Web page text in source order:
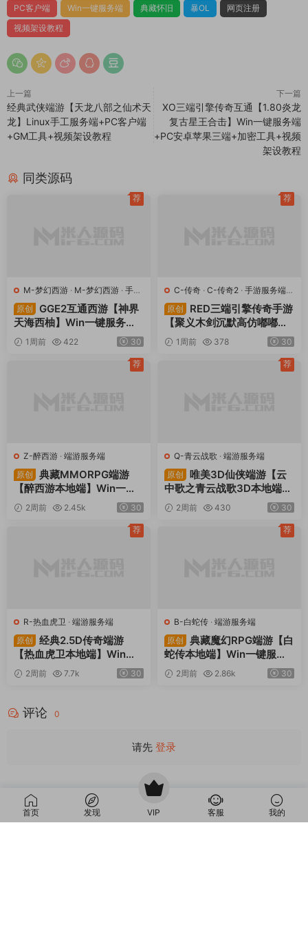
PC客户端 Win一键服务端 典藏怀旧 暴OL
网页注册
视频架设教程
上一篇
经典武侠端游【天龙八部之仙术天
龙】Linux手工服务端+PC客户端
+GM工具+视频架设教程
下一篇
XO三端引擎传奇互通【1.80炎龙
复古星王合击】Win一键服务端
+PC安卓苹果三端+加密工具+视频
架设教程
同类源码
M-梦幻西游 · M-梦幻西游 · 手游
服务端
端游服务端
原创
GGE2互通西游【神界
天海西柚】Win一键服务端
+安卓苹果PC三端+内置GM
工具+全套源码+视频架设教
1周前 422 30
荐
C-传奇 · C-传奇2 · 手游服务端·
端游服务端
原创
RED三端引擎传奇手游
【聚义木剑沉默高仿嘟嘟沉
默】Win一键服务端+安卓苹
果PC三端+视频架设教程
1周前 378 30
荐
Z-醉西游 · 端游服务端
原创
典藏MMORPG端游
【醉西游本地端】Win一键
服务端+PC客户端+GM后台
+视频架设教程
2周前 2.45k 30
荐
Q-青云战歌 · 端游服务端
原创
唯美3D仙侠端游【云
中歌之青云战歌3D本地端】
Win一键服务端+PC客户端+
GM工具+视频架设教程
2周前 430 30
荐
R-热血虎卫 · 端游服务端
原创
经典2.5D传奇端游
【热血虎卫本地端】Win一
键服务端+PC客户端+视频
架设教程
2周前 7.7k 30
荐
B-白蛇传 · 端游服务端
原创
典藏魔幻RPG端游【白
蛇传本地端】Win一键服务
端+PC客户端+GM工具+视
频架设教程
2周前 2.86k 30
荐
评论 0
请先 登录
本站所提供的内容均来自公开网络收集、转发、二次开发而来，若侵犯了您的
合法权益，请来信通知我们，我们会及时删除，给您带来的不便，我们深表歉
首页 发现 VIP 客服 我的